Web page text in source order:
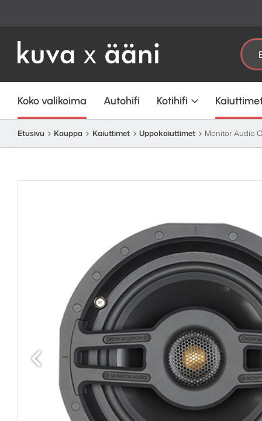
Etsi:
Koko valikoima Autohifi Kotihifi
Etusivu Kauppa Kaiuttimet Uppokaiuttimet Monitor Audio
Edellinen